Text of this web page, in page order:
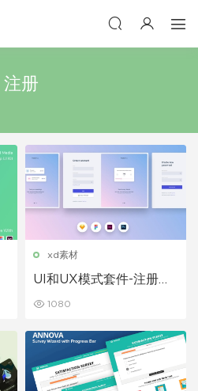
注册
xd素材
UI和UX模式套件-注册，
设计模板
1080